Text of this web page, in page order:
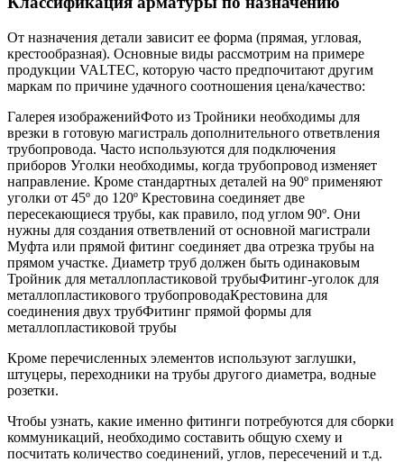
От назначения детали зависит ее форма (прямая, угловая,
крестообразная). Основные виды рассмотрим на примере
продукции VALTEC, которую часто предпочитают другим
маркам по причине удачного соотношения цена/качество:
Галерея изображенийФото из Тройники необходимы для
врезки в готовую магистраль дополнительного ответвления
трубопровода. Часто используются для подключения
приборов Уголки необходимы, когда трубопровод изменяет
направление. Кроме стандартных деталей на 90º применяют
уголки от 45º до 120º Крестовина соединяет две
пересекающиеся трубы, как правило, под углом 90º. Они
нужны для создания ответвлений от основной магистрали
Муфта или прямой фитинг соединяет два отрезка трубы на
прямом участке. Диаметр труб должен быть одинаковым
Тройник для металлопластиковой трубыФитинг-уголок для
металлопластикового трубопроводаКрестовина для
соединения двух трубФитинг прямой формы для
металлопластиковой трубы
Кроме перечисленных элементов используют заглушки,
штуцеры, переходники на трубы другого диаметра, водные
розетки.
Чтобы узнать, какие именно фитинги потребуются для сборки
коммуникаций, необходимо составить общую схему и
посчитать количество соединений, углов, пересечений и т.д.